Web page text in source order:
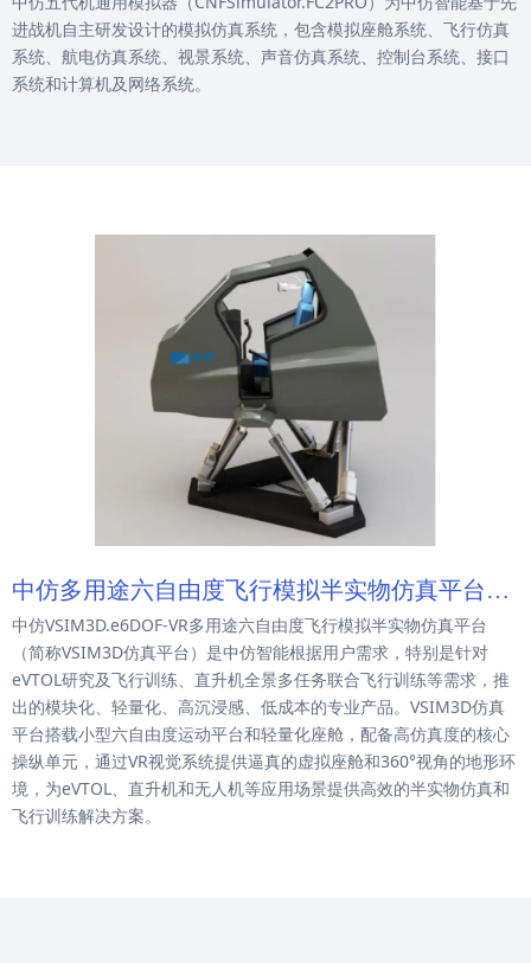
进战机自主研发设计的模拟仿真系统，包含模拟座舱系统、飞行仿真
系统、航电仿真系统、视景系统、声音仿真系统、控制台系统、接口
系统和计算机及网络系统。
中仿多用途六自由度飞行模拟半实物仿真平台解
决方案
中仿VSIM3D.e6DOF-VR多用途六自由度飞行模拟半实物仿真平台
（简称VSIM3D仿真平台）是中仿智能根据用户需求，特别是针对
eVTOL研究及飞行训练、直升机全景多任务联合飞行训练等需求，推
出的模块化、轻量化、高沉浸感、低成本的专业产品。VSIM3D仿真
平台搭载小型六自由度运动平台和轻量化座舱，配备高仿真度的核心
操纵单元，通过VR视觉系统提供逼真的虚拟座舱和360°视角的地形环
境，为eVTOL、直升机和无人机等应用场景提供高效的半实物仿真和
飞行训练解决方案。